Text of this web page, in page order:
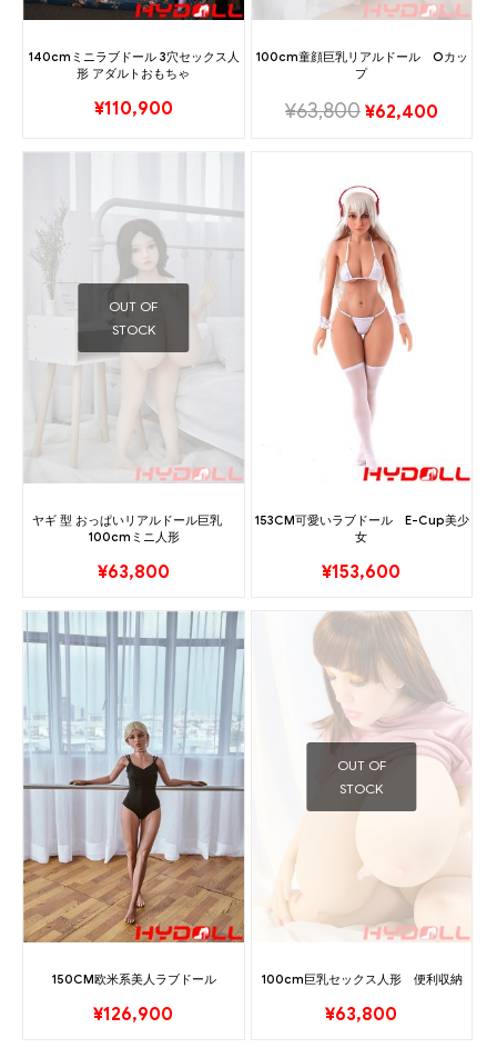
140cmミニラブドール 3穴セックス人
形 アダルトおもちゃ
¥110,900
100cm童顔巨乳リアルドール Oカッ
プ
¥63,800 ¥62,400
OUT OF
STOCK
ヤギ 型 おっぱいリアルドール巨乳
100cmミニ人形
¥63,800
153CM可愛いラブドール E-Cup美少
女
¥153,600
150CM欧米系美人ラブドール
¥126,900
OUT OF
STOCK
100cm巨乳セックス人形 便利収納
¥63,800